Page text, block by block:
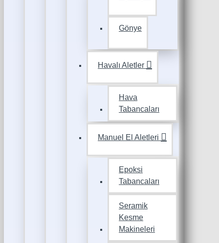
Gönye
Havalı Aletler
Hava
Tabancaları
Manuel El Aletleri
Epoksi
Tabancaları
Seramik
Kesme
Makineleri